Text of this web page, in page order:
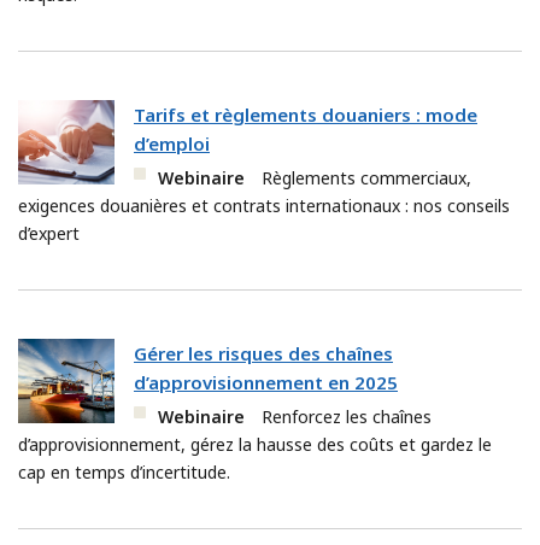
Tarifs et règlements douaniers : mode
d’emploi
Webinaire
Règlements commerciaux,
exigences douanières et contrats internationaux : nos conseils
d’expert
Gérer les risques des chaînes
d’approvisionnement en 2025
Webinaire
Renforcez les chaînes
d’approvisionnement, gérez la hausse des coûts et gardez le
cap en temps d’incertitude.